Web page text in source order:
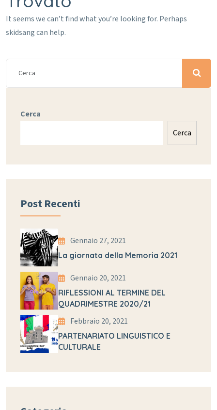
It seems we can’t find what you’re looking for. Perhaps
skidsang can help.
Cerca
Cerca
Post Recenti
Gennaio 27, 2021
La giornata della Memoria 2021
Gennaio 20, 2021
RIFLESSIONI AL TERMINE DEL
QUADRIMESTRE 2020/21
Febbraio 20, 2021
PARTENARIATO LINGUISTICO E
CULTURALE